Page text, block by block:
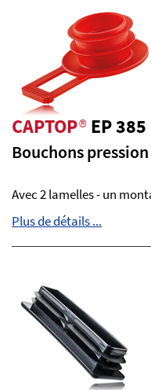
CAPTOP®EP 385
Bouchons
Avec 2 lamelles - un
Plus de détails ...